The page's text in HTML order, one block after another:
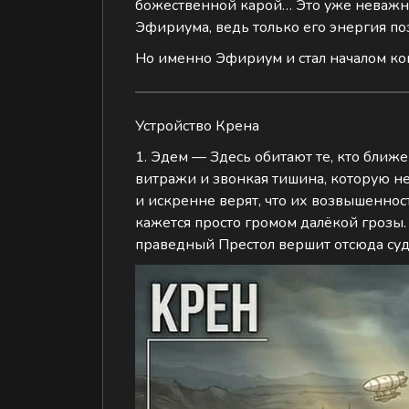
божественной карой… Это уже
Эфириума, ведь только его энергия
Но именно Эфириум и стал началом
Устройство Крена
1. Эдем — Здесь обитают те, кто
витражи и звонкая тишина, которую
и искренне верят, что их
кажется просто громом далёкой
праведный Престол вершит отсюда